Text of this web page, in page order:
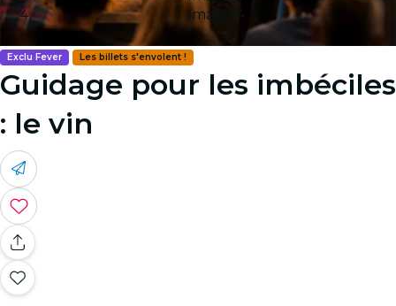
Image 4
Exclu Fever Les billets s'envolent !
Guidage pour les imbéciles
: le vin